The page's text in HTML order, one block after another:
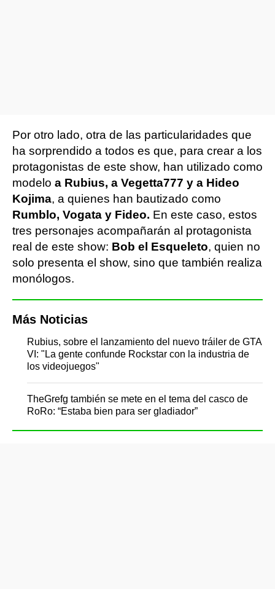
Por otro lado, otra de las particularidades que
ha sorprendido a todos es que, para crear a los
protagonistas de este show, han utilizado como
modelo a Rubius, a Vegetta777 y a Hideo
Kojima, a quienes han bautizado como
Rumblo, Vogata y Fideo. En este caso, estos
tres personajes acompañarán al protagonista
real de este show: Bob el Esqueleto, quien no
solo presenta el show, sino que también realiza
monólogos.
Más Noticias
Rubius, sobre el lanzamiento del nuevo tráiler de GTA
VI: "La gente confunde Rockstar con la industria de
los videojuegos"
TheGrefg también se mete en el tema del casco de
RoRo: “Estaba bien para ser gladiador”